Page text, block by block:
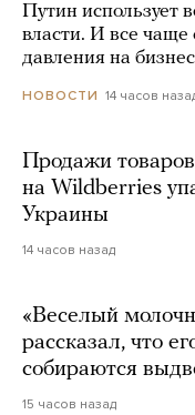
Путин использует
власти. И все чаще
давления на
НОВОСТИ 14 часов
Продажи
на Wildberries
Украины
14 часов назад
«Веселый
рассказал, что
собираются
15 часов назад